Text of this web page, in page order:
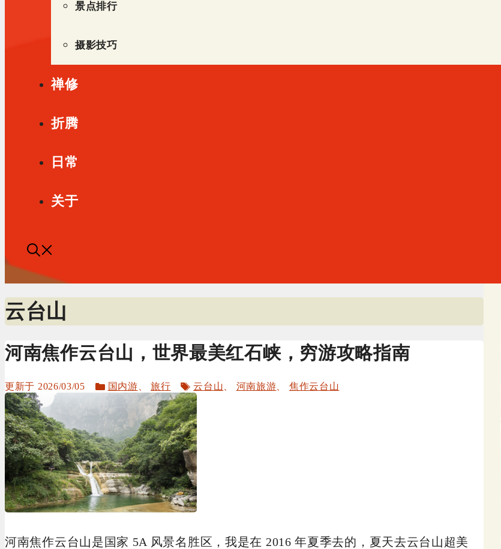
景点排行
摄影技巧
禅修
折腾
日常
关于
云台山
河南焦作云台山，世界最美红石峡，穷游攻略指南
2026/03/05
分
国内游 、旅行
标
签
云台山 河南旅游 焦作云台山
河南焦作云台山是国家 5A 风景名胜区，我是在 2016 年夏季去的，夏天去云台山超美